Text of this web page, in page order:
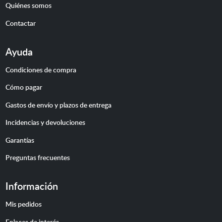
Quiénes somos
Contactar
Ayuda
Condiciones de compra
Cómo pagar
Gastos de envío y plazos de entrega
Incidencias y devoluciones
Garantías
Preguntas frecuentes
Información
Mis pedidos